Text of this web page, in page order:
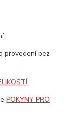
provedení bez
POKYNY PRO